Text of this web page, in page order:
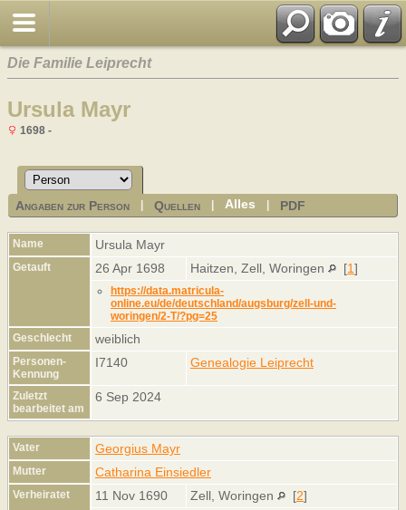
Die Familie Leiprecht
Ursula Mayr
1698 -
Angaben zur Person |Quellen |Alles PDF
Name Ursula Mayr
Getauft 26 Apr 1698 Haitzen, Zell, Woringen [1]
https://data.matricula-
online.eu/de/deutschland/augsburg/zell-und-
woringen/2-T/?pg=25
Geschlecht
weiblich
Personen-
Kennung
I7140 Genealogie Leiprecht
Zuletzt
bearbeitet am
6 Sep 2024
Vater Georgius Mayr
Mutter Catharina Einsiedler
Verheiratet 11 Nov 1690 Zell, Woringen [2]